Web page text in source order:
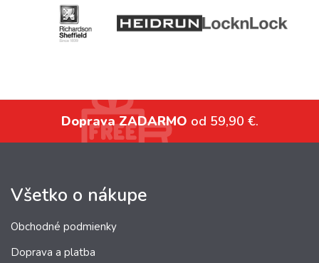
Doprava ZADARMO od 59,90 €.
Všetko o nákupe
Obchodné podmienky
Doprava a platba